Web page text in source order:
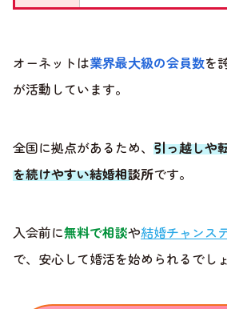
オーネットは業界最大級の会員数を
が活動しています。
全国に拠点があるため、 引っ越しや
を続けやすい結婚相談所です。
入会前に無料で相談や結婚チャンス
で、安心して婚活を始められるでしょ